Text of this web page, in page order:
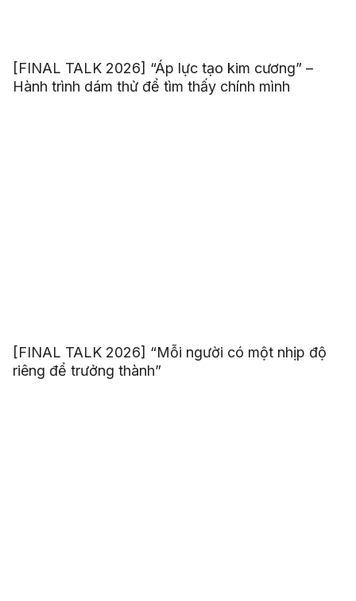
[FINAL TALK 2026] “Áp lực tạo kim cương” –
Hành trình dám thử để tìm thấy chính mình
[FINAL TALK 2026] “Mỗi người có một nhịp độ
riêng để trưởng thành”